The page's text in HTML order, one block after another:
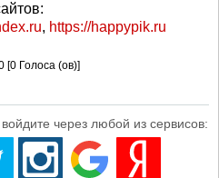
, https://happypik.ru
[0 Голоса (ов)]
через любой из сервисов: